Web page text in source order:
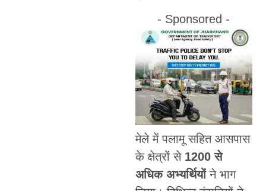
- Sponsored -
मेले में पलामू सहित आसपास
के क्षेत्रों से 1200 से
अधिक अभ्यर्थियोंने भाग